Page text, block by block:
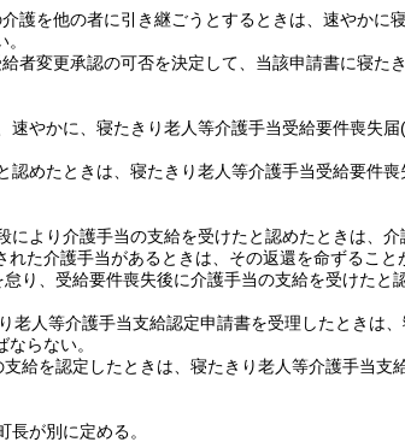
護を他の者に引き継ごうとするときは、速やかに
者変更承認の可否を決定して、当該申請書に寝た
速やかに、寝たきり老人等介護手当受給要件喪失届(
認めたときは、寝たきり老人等介護手当受給要件喪
により介護手当の支給を受けたと認めたときは、
た介護手当があるときは、その返還を命ずること
り、受給要件喪失後に介護手当の支給を受けたと
老人等介護手当支給認定申請書を受理したときは
らない。
給を認定したときは、寝たきり老人等介護手当支
長が別に定める。